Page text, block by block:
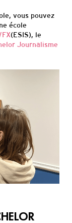
vous pouvez
école
(ESIS), le
Journalisme